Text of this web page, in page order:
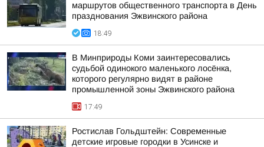
маршрутов общественного транспорта в День
празднования Эжвинского района
18:49
В Минприроды Коми заинтересовались
судьбой одинокого маленького лосёнка,
которого регулярно видят в районе
промышленной зоны Эжвинского района
17:49
Ростислав Гольдштейн: Современные
детские игровые городки в Усинске и